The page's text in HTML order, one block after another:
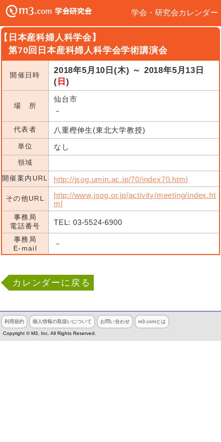
学会・研究会カレンダー
日本産科婦人科学会】
第70回日本産科婦人科学会学術講演会
開催日時
2018年5月10日(木) ～ 2018年5月13日
( 日 )
場 所
仙台市
－
代表者 八重樫伸生(東北大学教授)
単位 なし
領域
開催案内URL
http://jsog.umin.ac.jp/70/index70.html
その他URL
http://www.jsog.or.jp/activity/meeting/index.ht
ml
事務局
電話番号
TEL: 03-5524-6900
事務局
E-mail
－
カレンダーに戻る
利用規約 個人情報の取扱いについて お問い合わせ m3.comとは
Copyright © M3, Inc. All Rights Reserved.